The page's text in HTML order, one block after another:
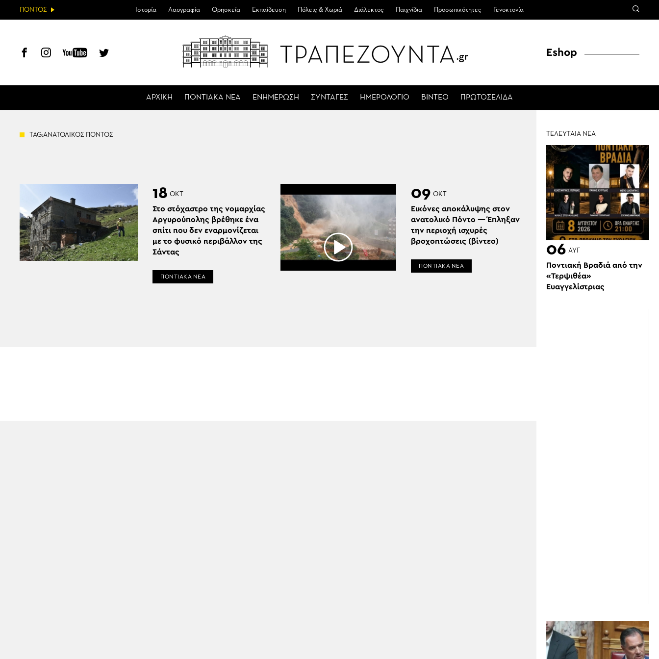
ΠΟΝΤΟΣ Ιστορία Λαογραφία Θρησκεία Εκπαίδευση Πόλεις & Χωριά Διάλεκτος Παιχνίδια Προσωπικότητες Γενοκτονία
ΑΡΧΙΚΗ ΠΟΝΤΙΑΚΑ ΝΕΑ ΕΝΗΜΕΡΩΣΗ ΣΥΝΤΑΓΕΣ ΗΜΕΡΟΛΟΓΙΟ ΒΙΝΤΕΟ ΠΡΩΤΟΣΕΛΙΔΑ
Eshop
TAG:ΑΝΑΤΟΛΙΚΟΣ ΠΟΝΤΟΣ
18 ΟΚΤ
Στο στόχαστρο της νομαρχίας
Αργυρούπολης βρέθηκε ένα
σπίτι που δεν εναρμονίζεται
με το φυσικό περιβάλλον της
Σάντας
ΠΟΝΤΙΑΚΑ ΝΕΑ
09 ΟΚΤ
Εικόνες αποκάλυψης στον
ανατολικό Πόντο — Έπληξαν
την περιοχή ισχυρές
βροχοπτώσεις (βίντεο)
ΠΟΝΤΙΑΚΑ ΝΕΑ
ΤΕΛΕΥΤΑΙΑ ΝΕΑ
06 ΑΥΓ
Ποντιακή Βραδιά από την
«Τερψιθέα»
Ευαγγελίστριας